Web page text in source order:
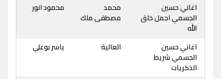
اغاني حسين
الجسمي اجمل خلق
الله
محمد
مصطفى ملك
محمود انور
اغاني حسين
الجسمي شريط
الذكريات
العالية ياسر بوعلي